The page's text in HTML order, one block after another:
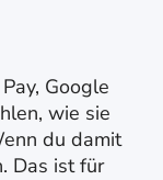
Google
wie sie
du damit
Das ist für